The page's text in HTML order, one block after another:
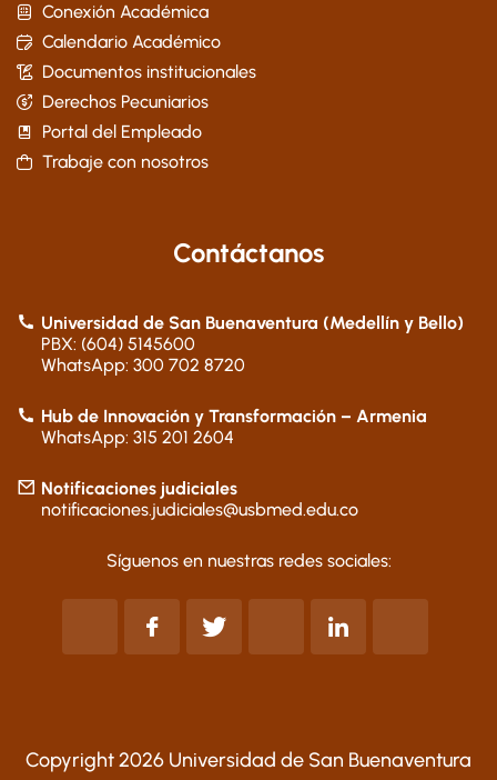
Conexión Académica
Calendario Académico
Documentos institucionales
Derechos Pecuniarios
Portal del Empleado
Trabaje con nosotros
Contáctanos
Universidad de San Buenaventura (Medellín y Bello)
PBX: (604) 5145600
WhatsApp: 300 702 8720
Hub de Innovación y Transformación – Armenia
WhatsApp: 315 201 2604
Notificaciones judiciales
notificaciones.judiciales@usbmed.edu.co
Síguenos en nuestras redes sociales:
Copyright 2026 Universidad de San Buenaventura